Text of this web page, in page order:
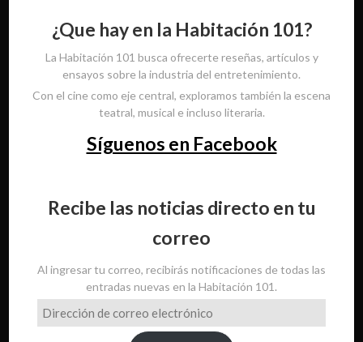
¿Que hay en la Habitación 101?
La Habitación 101 busca ofrecerte reseñas, artículos y
ensayos sobre la industria del entretenimiento.
Con el cine como eje central, exploramos también la escena
teatral, musical e incluso literaria.
Síguenos en Facebook
Recibe las noticias directo en tu
correo
Al ingresar tu correo, recibirás notificaciones de todas las
entradas nuevas en la Habitación 101.
Dirección
de